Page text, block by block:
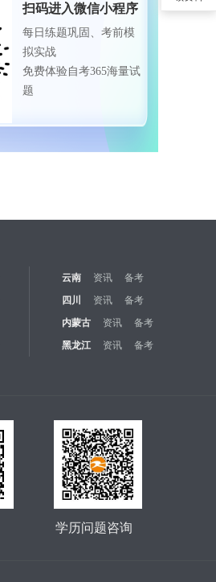
扫码进入微信小程序
每日练题巩固、考前模
拟实战
免费体验自考365海量试
题
云南 资讯
备考
四川 资讯
备考
内蒙古 资讯
备考
黑龙江 资讯
备考
学历问题咨询